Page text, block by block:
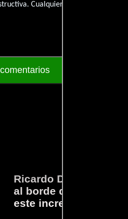
Cualquier forma de
Ricardo Darín te
al borde del asiento en
este increíble thriller